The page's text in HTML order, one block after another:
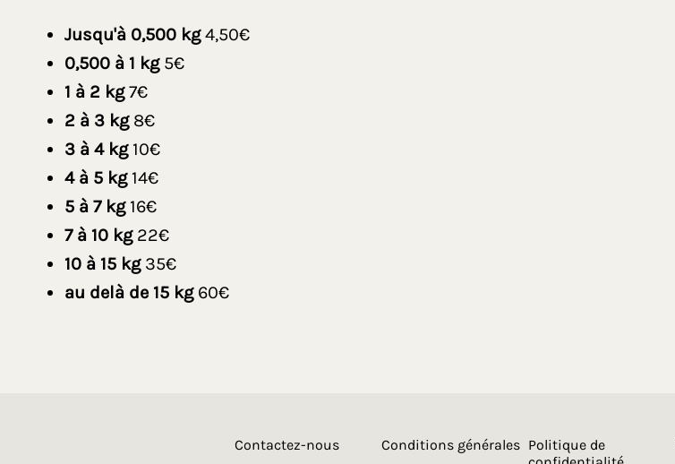
Jusqu'à 0,500 kg4,50€
0,500 à 1 kg5€
1 à 2 kg7€
2 à 3 kg 8€
3 à 4 kg 10€
4 à 5 kg 14€
5 à 7 kg 16€
7 à 10 kg 22€
10 à 15 kg 35€
au delà de 15 kg 60€
Contactez-nous Conditions générales Politique de